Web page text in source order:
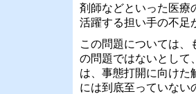
剤師などといった医療
活躍する担い手の不足
この問題については、
の問題ではないとして
は、事態打開に向けた
には到底至っていない